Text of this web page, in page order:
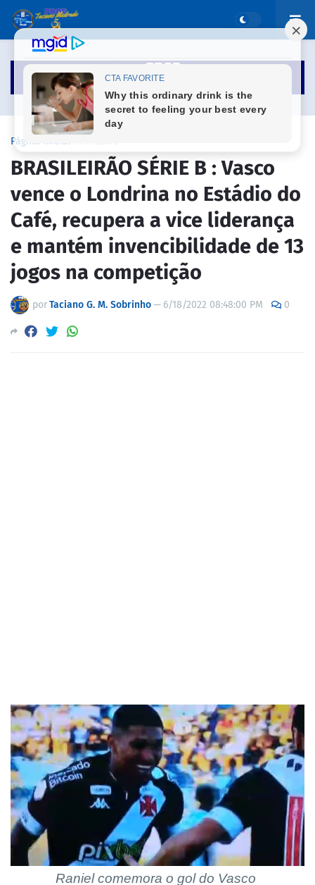
Página inicial
BRASILEIRÃO SÉRIE B : Vasco
vence o Londrina no Estádio do
Café, recupera a vice liderança
e mantém invencibilidade de 13
jogos na competição
porTaciano G. M. Sobrinho— 6/18/2022 08:48:00 PM 0
Ranielcomemora o gol do Vasco